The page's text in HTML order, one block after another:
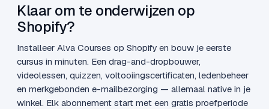
Klaar om te onderwijzen op
Shopify?
Installeer Alva Courses op Shopify en bouw je eerste
cursus in minuten. Een drag-and-dropbouwer,
videolessen, quizzen, voltooiingscertificaten, ledenbeheer
en merkgebonden e-mailbezorging — allemaal native in je
winkel. Elk abonnement start met een gratis proefperiode